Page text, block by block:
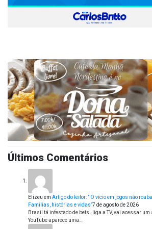
Últimos Comentários
Elizeu em Artigo do leitor: ” O vício em jogos não
Famílias, histórias e vidas”7 de agosto de 2026
Brasil tá infestado de bets , liga a TV, vai acessar um
YouTube aparece uma…